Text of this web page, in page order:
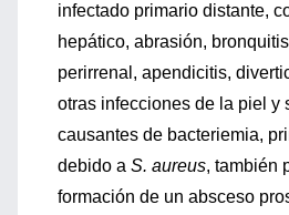
infectado primario distante,
hepático, abrasión,
perirrenal, apendicitis,
otras infecciones de la piel y
causantes de bacteriemia,
debido a S. aureus, también
formación de un absceso